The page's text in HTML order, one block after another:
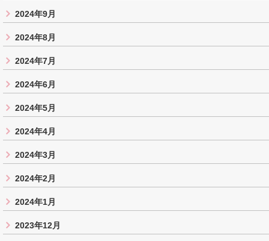
2024年9月
2024年8月
2024年7月
2024年6月
2024年5月
2024年4月
2024年3月
2024年2月
2024年1月
2023年12月